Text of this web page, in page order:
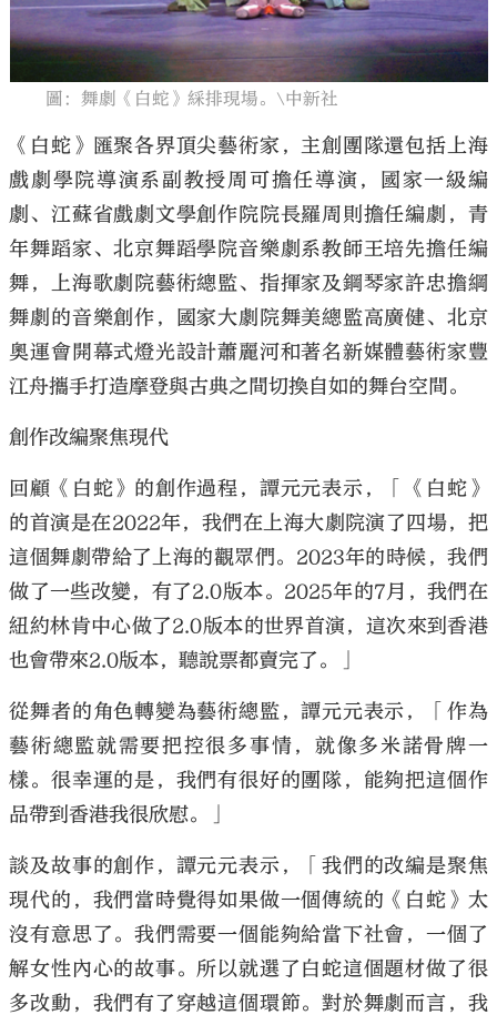
圖：舞劇《白蛇》綵排現場。\中新社
《白蛇》匯聚各界頂尖藝術家，主創團隊還包括上海
戲劇學院導演系副教授周可擔任導演，國家一級編
劇、江蘇省戲劇文學創作院院長羅周則擔任編劇，青
年舞蹈家、北京舞蹈學院音樂劇系教師王培先擔任編
舞，上海歌劇院藝術總監、指揮家及鋼琴家許忠擔綱
舞劇的音樂創作，國家大劇院舞美總監高廣健、北京
奧運會開幕式燈光設計蕭麗河和著名新媒體藝術家豐
江舟攜手打造摩登與古典之間切換自如的舞台空間。
創作改編聚焦現代
回顧《白蛇》的創作過程，譚元元表示，「《白蛇》
的首演是在2022年，我們在上海大劇院演了四場，把
這個舞劇帶給了上海的觀眾們。2023年的時候，我們
做了一些改變，有了2.0版本。2025年的7月，我們在
紐約林肯中心做了2.0版本的世界首演，這次來到香港
也會帶來2.0版本，聽說票都賣完了。」
從舞者的角色轉變為藝術總監，譚元元表示，「作為
藝術總監就需要把控很多事情，就像多米諾骨牌一
樣。很幸運的是，我們有很好的團隊，能夠把這個作
品帶到香港我很欣慰。」
談及故事的創作，譚元元表示，「我們的改編是聚焦
現代的，我們當時覺得如果做一個傳統的《白蛇》太
沒有意思了。我們需要一個能夠給當下社會，一個了
解女性內心的故事。所以就選了白蛇這個題材做了很
多改動，我們有了穿越這個環節。對於舞劇而言，我